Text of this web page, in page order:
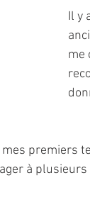
Il y
me
premiers
à